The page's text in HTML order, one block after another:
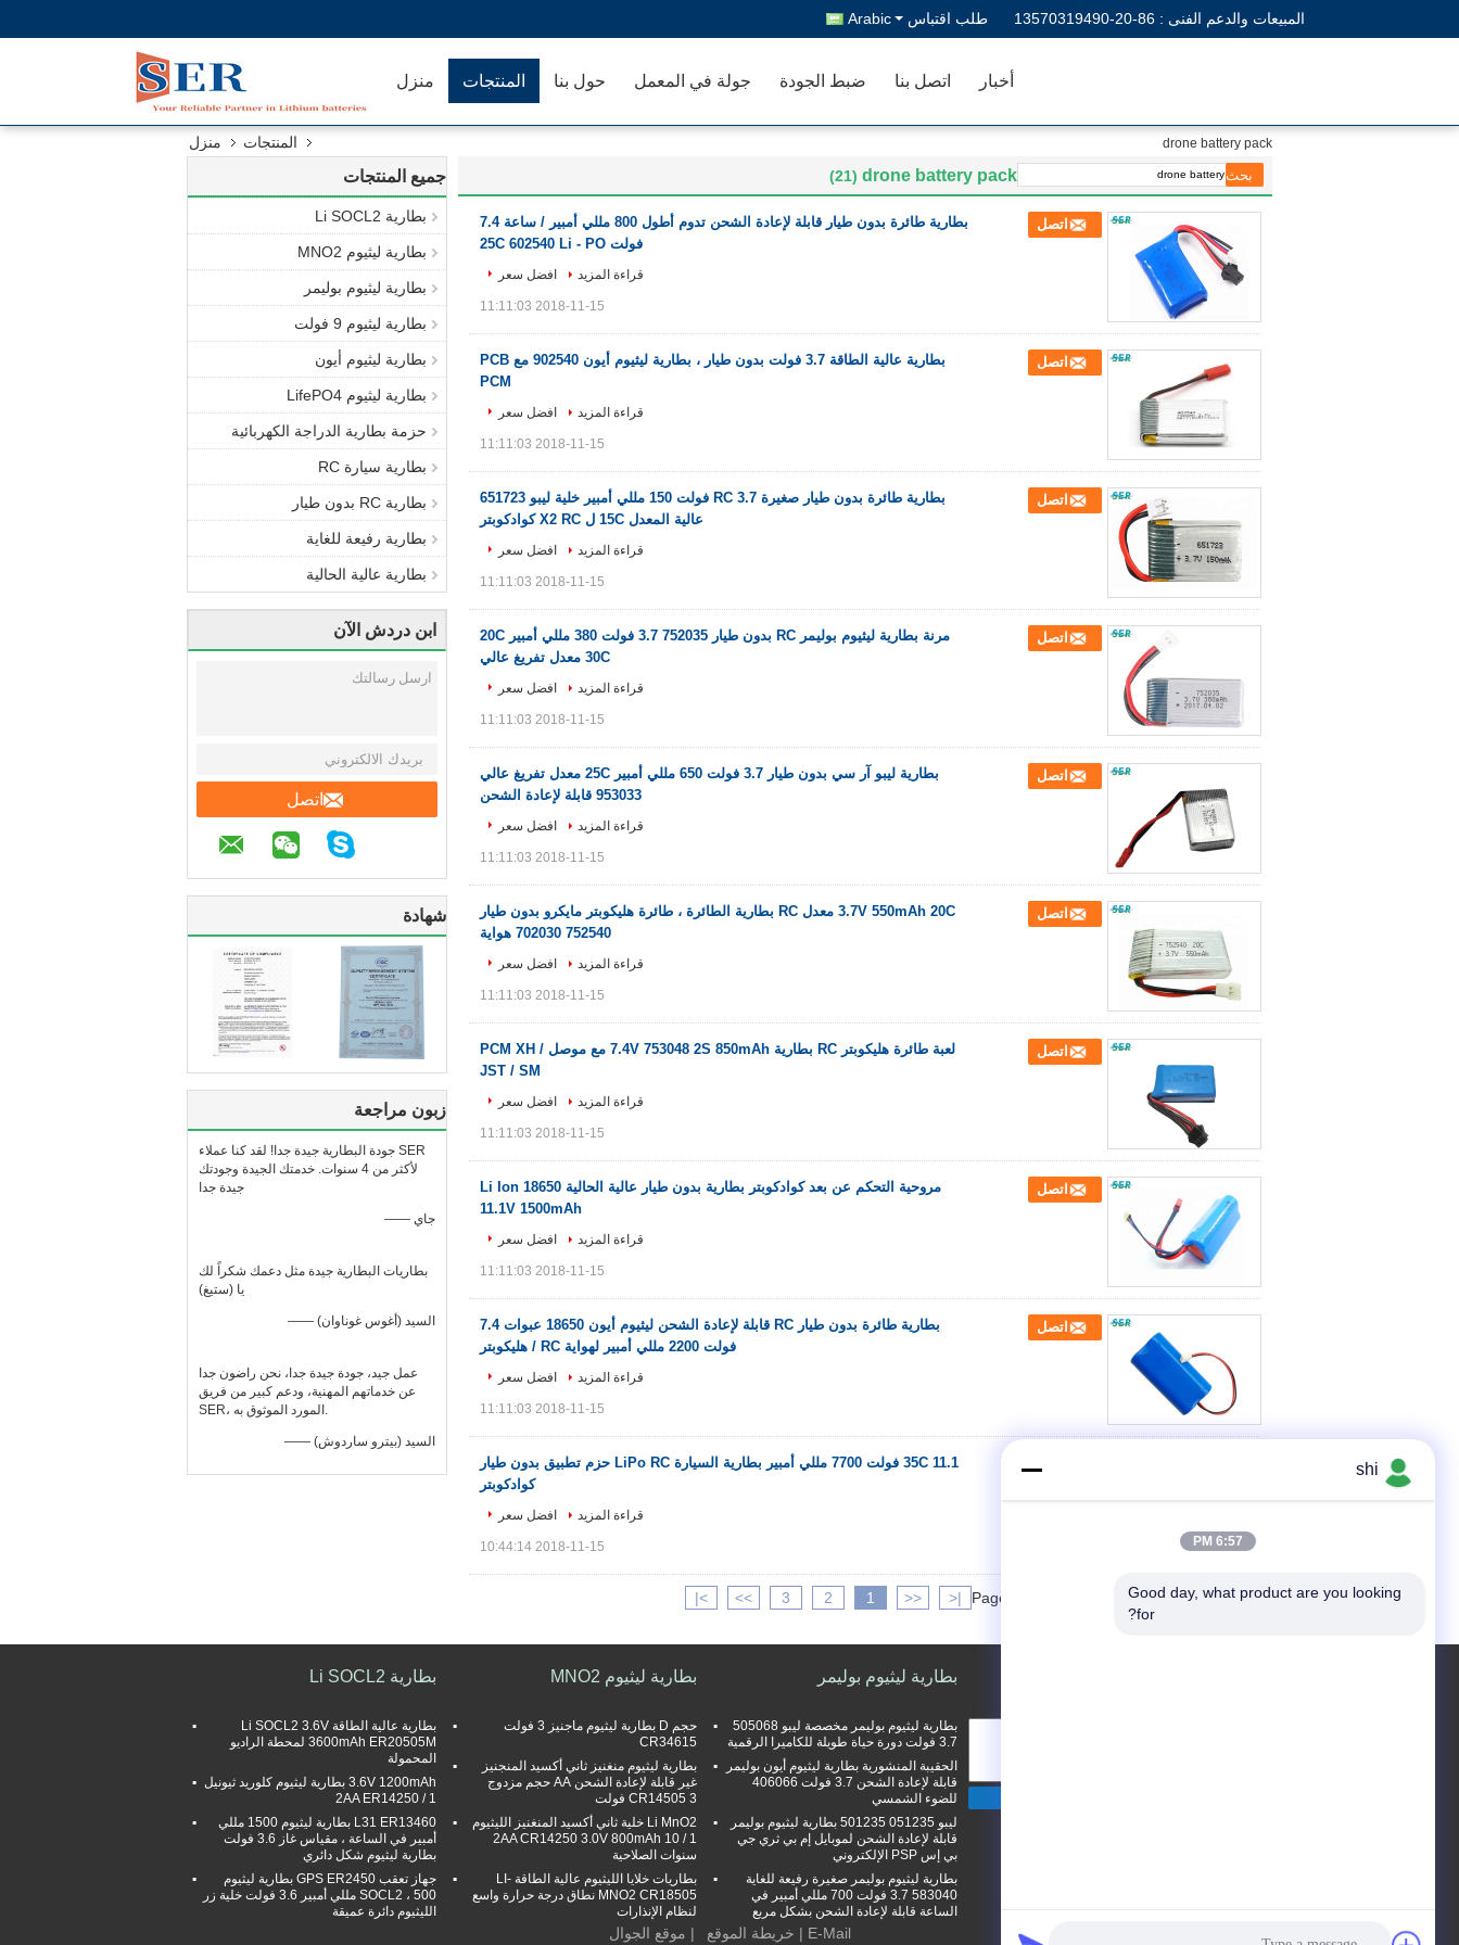
المبيعات والدعم الفنى : 86-20-13570319490 طلب اقتباس Arabic
منزل المنتجات حول بنا جولة في المعمل ضبط الجودة اتصل بنا أخبار
منزل المنتجات drone battery pack
جميع المنتجات
بطارية Li SOCL2
بطارية ليثيوم MNO2
بطارية ليثيوم بوليمر
بطارية ليثيوم 9 فولت
بطارية ليثيوم أيون
بطارية ليثيوم LifePO4
حزمة بطارية الدراجة الكهربائية
بطارية سيارة RC
بطارية RC بدون طيار
بطارية رفيعة للغاية
بطارية عالية الحالية
ابن دردش الآن
اتصل
شهادة
زبون مراجعة
جودة البطارية جيدة جدا! لقد كنا عملاء SER
لأكثر من 4 سنوات. خدمتك الجيدة وجودتك
جيدة جدا
—— جاي
بطاريات البطارية جيدة مثل دعمك شكراً لك
يا (ستيغ)
—— السيد (أغوس غوناوان)
عمل جيد، جودة جيدة جدا، نحن راضون جدا
عن خدماتهم المهنية، ودعم كبير من فريق
SER، المورد الموثوق به.
—— السيد (بيترو ساردوش)
drone battery pack
(21)
بطارية طائرة بدون طيار قابلة لإعادة الشحن تدوم أطول 800 مللي أمبير / ساعة 7.4
فولت 25C 602540 Li - PO
اتصل
قراءة المزيد افضل سعر
2018-11-15 11:11:03
بطارية عالية الطاقة 3.7 فولت بدون طيار ، بطارية ليثيوم أيون 902540 مع PCB
PCM
اتصل
قراءة المزيد افضل سعر
2018-11-15 11:11:03
بطارية طائرة بدون طيار صغيرة RC 3.7 فولت 150 مللي أمبير خلية ليبو 651723
عالية المعدل 15C ل X2 RC كوادكوبتر
اتصل
قراءة المزيد افضل سعر
2018-11-15 11:11:03
مرنة بطارية ليثيوم بوليمر RC بدون طيار 752035 3.7 فولت 380 مللي أمبير 20C
30C معدل تفريغ عالي
اتصل
قراءة المزيد افضل سعر
2018-11-15 11:11:03
بطارية ليبو آر سي بدون طيار 3.7 فولت 650 مللي أمبير 25C معدل تفريغ عالي
953033 قابلة لإعادة الشحن
اتصل
قراءة المزيد افضل سعر
2018-11-15 11:11:03
3.7V 550mAh 20C معدل RC بطارية الطائرة ، طائرة هليكوبتر مايكرو بدون طيار
752540 702030 هواية
اتصل
قراءة المزيد افضل سعر
2018-11-15 11:11:03
لعبة طائرة هليكوبتر RC بطارية 7.4V 753048 2S 850mAh مع موصل PCM XH /
JST / SM
اتصل
قراءة المزيد افضل سعر
2018-11-15 11:11:03
مروحية التحكم عن بعد كوادكوبتر بطارية بدون طيار عالية الحالية 18650 Li Ion
11.1V 1500mAh
اتصل
قراءة المزيد افضل سعر
2018-11-15 11:11:03
بطارية طائرة بدون طيار RC قابلة لإعادة الشحن ليثيوم أيون 18650 عبوات 7.4
فولت 2200 مللي أمبير لهواية RC / هليكوبتر
اتصل
قراءة المزيد افضل سعر
2018-11-15 11:11:03
35C 11.1 فولت 7700 مللي أمبير بطارية السيارة LiPo RC حزم تطبيق بدون طيار
كوادكوبتر
اتصل
قراءة المزيد افضل سعر
2018-11-15 10:44:14
Page 1 of 3
|<
<<
1
2
3
>>
>|
بطارية Li SOCL2
بطارية عالية الطاقة Li SOCL2 3.6V
3600mAh ER20505M لمحطة الراديو
المحمولة
3.6V 1200mAh بطارية ليثيوم كلوريد ثيونيل
1 / 2AA ER14250
L31 ER13460 بطارية ليثيوم 1500 مللي
أمبير في الساعة ، مقياس غاز 3.6 فولت
بطارية ليثيوم شكل دائري
جهاز تعقب GPS ER2450 بطارية ليثيوم
SOCL2 ، 500 مللي أمبير 3.6 فولت خلية زر
الليثيوم دائرة عميقة
بطارية ليثيوم MNO2
حجم D بطارية ليثيوم ماجنيز 3 فولت
CR34615
بطارية ليثيوم منغنيز ثاني أكسيد المنجنيز
غير قابلة لإعادة الشحن AA حجم مزدوج
CR14505 3 فولت
Li MnO2 خلية ثاني أكسيد المنغنيز الليثيوم
1 / 2AA CR14250 3.0V 800mAh 10
سنوات الصلاحية
بطاريات خلايا الليثيوم عالية الطاقة LI-
MNO2 CR18505 نطاق درجة حرارة واسع
لنظام الإنذارات
بطارية ليثيوم بوليمر
بطارية ليثيوم بوليمر مخصصة ليبو 505068
3.7 فولت دورة حياة طويلة للكاميرا الرقمية
الحقيبة المنشورية بطارية ليثيوم أيون بوليمر
قابلة لإعادة الشحن 3.7 فولت 406066
للضوء الشمسي
ليبو 051235 501235 بطارية ليثيوم بوليمر
قابلة لإعادة الشحن لموبايل إم بي ثري جي
بي إس PSP الإلكتروني
بطارية ليثيوم بوليمر صغيرة رفيعة للغاية
583040 3.7 فولت 700 مللي أمبير في
الساعة قابلة لإعادة الشحن بشكل مربع
E-Mail
| خريطة الموقع | موقع الجوال
shi
6:57 PM
Good day, what product are you looking
for?